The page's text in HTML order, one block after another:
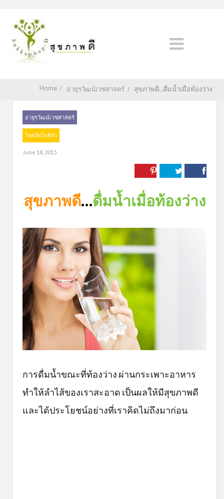
Home / อายุรวัฒน์เวชศาสตร์ / สุขภาพดี…ดื่มน้ำเมื่อท้องว่าง
อายุรวัฒน์เวชศาสตร์
โรคภัยใกล้ตัว
June 18, 2015
สุขภาพดี…ดื่มน้ำเมื่อท้องว่าง
การดื่มน้ำขณะที่ท้องว่าง ผ่านกระเพาะอาหาร
ทำให้ลำไส้ของเราสะอาด เป็นผลให้มีสุขภาพดี
และได้ประโยชน์อย่างที่เราคิดไม่ถึงมาก่อน